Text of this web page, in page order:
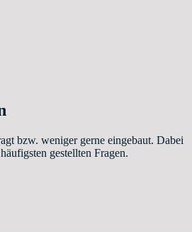
bzw. weniger gerne eingebaut. Dabei
gestellten Fragen.